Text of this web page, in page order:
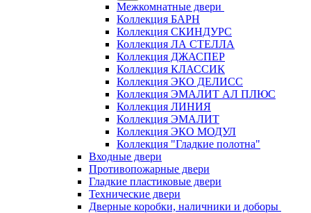
Межкомнатные двери
Коллекция БАРН
Коллекция СКИНДУРС
Коллекция ЛА СТЕЛЛА
Коллекция ДЖАСПЕР
Коллекция КЛАССИК
Коллекция ЭКО ДЕЛИСС
Коллекция ЭМАЛИТ АЛ ПЛЮС
Коллекция ЛИНИЯ
Коллекция ЭМАЛИТ
Коллекция ЭКО МОДУЛ
Коллекция "Гладкие полотна"
Входные двери
Противопожарные двери
Гладкие пластиковые двери
Технические двери
Дверные коробки, наличники и доборы